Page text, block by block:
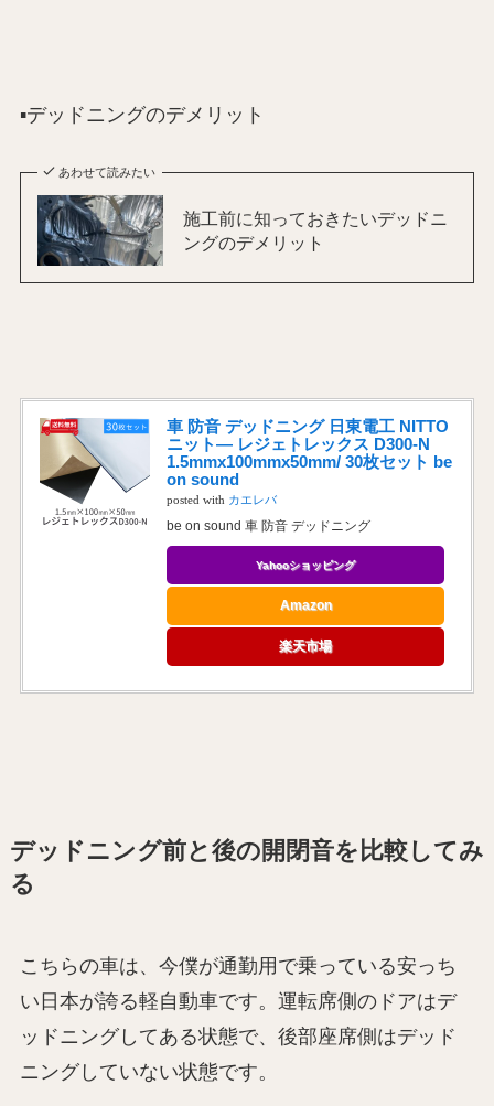
▪️デッドニングのデメリット
あわせて読みたい
施工前に知っておきたいデッドニ
ングのデメリット
車 防音 デッドニング 日東電工 NITTO
ニット― レジェトレックス D300-N
1.5mmx100mmx50mm/ 30枚セット be
on sound
posted with カエレバ
be on sound 車 防音 デッドニング
Yahooショッピング
Amazon
楽天市場
デッドニング前と後の開閉音を比較してみ
る
こちらの車は、今僕が通勤用で乗っている安っち
い日本が誇る軽自動車です。運転席側のドアはデ
ッドニングしてある状態で、後部座席側はデッド
ニングしていない状態です。